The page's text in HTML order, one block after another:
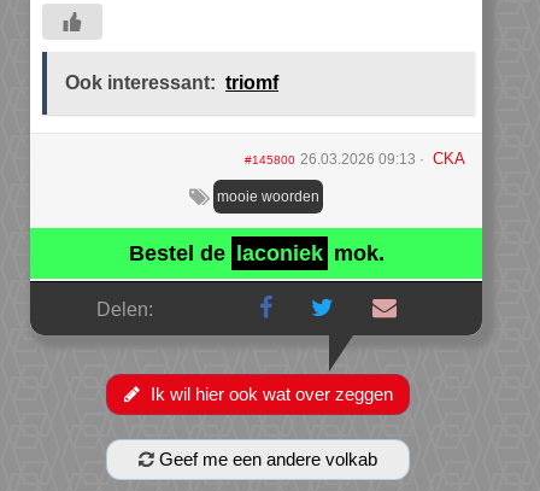
Ook interessant: triomf
#145800 26.03.2026 09:13 CKA
mooie woorden
Bestel de laconiek mok.
Delen:
Ik wil hier ook wat over zeggen
Geef me een andere volkab